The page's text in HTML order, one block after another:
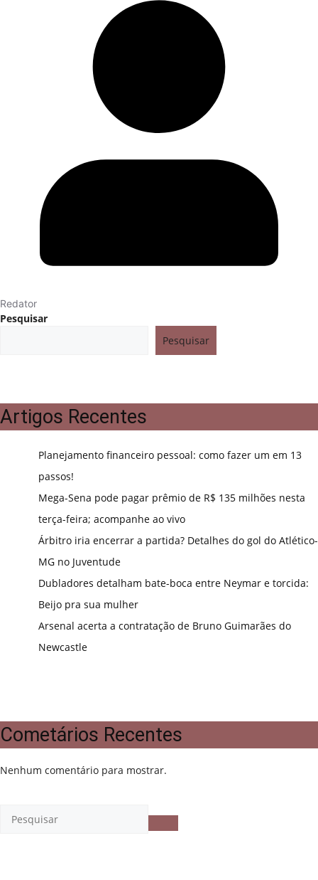
Redator
Pesquisar
Pesquisar
Artigos Recentes
Planejamento financeiro pessoal: como fazer um em 13
passos!
Mega-Sena pode pagar prêmio de R$ 135 milhões nesta
terça-feira; acompanhe ao vivo
Árbitro iria encerrar a partida? Detalhes do gol do Atlético-
MG no Juventude
Dubladores detalham bate-boca entre Neymar e torcida:
Beijo pra sua mulher
Arsenal acerta a contratação de Bruno Guimarães do
Newcastle
Cometários Recentes
Nenhum comentário para mostrar.